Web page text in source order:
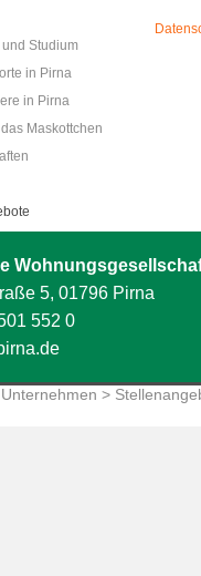
Studium
in Pirna
in Pirna
Maskottchen
5, 01796 Pirna
552 0
Unternehmen >